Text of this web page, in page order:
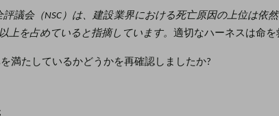
評議会（NSC）は、建設業界における死亡原因の上位は依然
上を占めていると指摘しています。 適切なハーネスは命を
満たしているかどうかを再確認しましたか?